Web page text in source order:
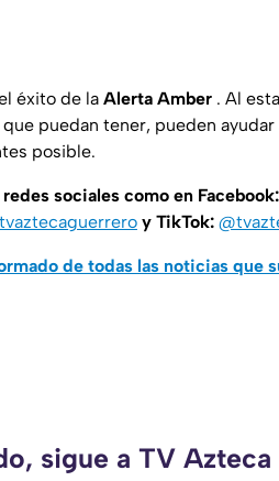
éxito de la Alerta Amber . Al
puedan tener, pueden ayudar
posible.
sociales como en Facebook:
y TikTok:
de todas las noticias que
sigue a TV